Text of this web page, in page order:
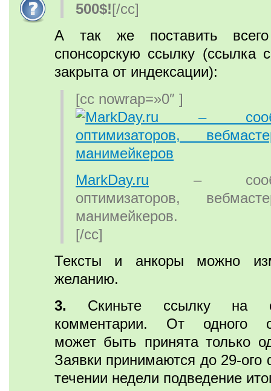
500$![/cc]
А так же поставить
спонсорскую ссылку (ссылка
закрыта от индексации):
[cc nowrap=»0″ ]
MarkDay.ru –
оптимизаторов,
манимейкеров.
[/cc]
Тексты и анкоры можно
желанию.
3. Скиньте ссылку на
комментарии. От одного
может быть принята только
Заявки принимаются до 29-
течении недели подведение